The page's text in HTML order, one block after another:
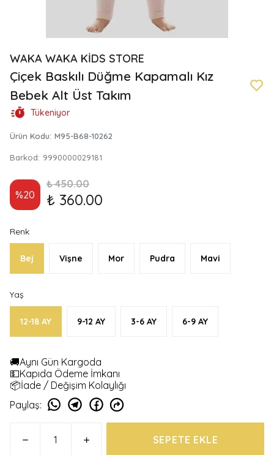
WAKA WAKA KİDS STORE
Çiçek Baskılı Düğme Kapamalı Kız
Bebek Alt Üst Takım
Tükeniyor
Ürün Kodu: M95-B68-10262
Barkod: 9990000029181
%20
₺ 450.00
₺ 360.00
Renk
Bej Vişne Mor Pudra Mavi
Yaş
12-18 AY 9-12 AY 3-6 AY 6-9 AY
🚚Aynı Gün Kargoda
💵Kapıda Ödeme İmkanı
📦İade / Değişim Kolaylığı
Paylaş:
SEPETE EKLE